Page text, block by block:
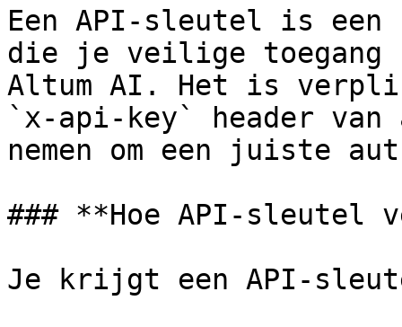
Een API-sleutel is
die je veilige toegang
Altum AI. Het is
`x-api-key` header
nemen om een juiste
### **Hoe API-sleutel
Je krijgt een API-